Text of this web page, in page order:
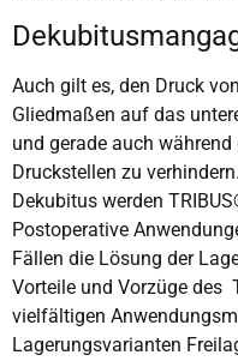
Auch gilt es, den Druck
Gliedmaßen auf das
und gerade auch
Druckstellen zu
Dekubitus werden
Postoperative
Fällen die Lösung der
Vorteile und Vorzüge des
vielfältigen
Lagerungsvarianten